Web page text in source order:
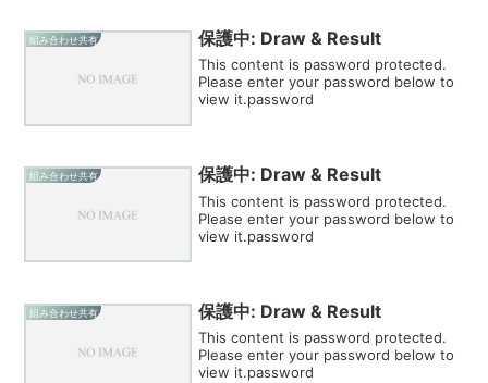
組み合わせ共有 保護中: Draw & Result
This content is password protected.
Please enter your password below to
view it.password
組み合わせ共有 保護中: Draw & Result
This content is password protected.
Please enter your password below to
view it.password
組み合わせ共有 保護中: Draw & Result
This content is password protected.
Please enter your password below to
view it.password